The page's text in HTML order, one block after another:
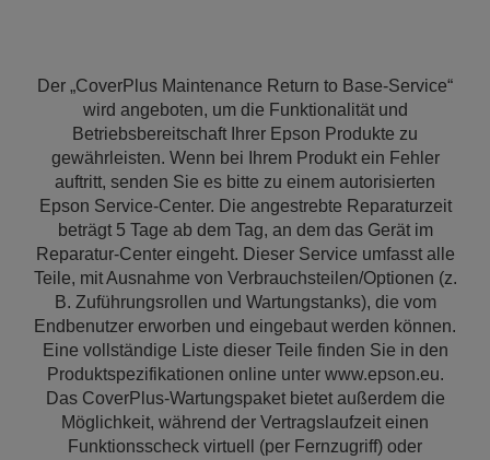
Der „CoverPlus Maintenance Return to Base-Service“
wird angeboten, um die Funktionalität und
Betriebsbereitschaft Ihrer Epson Produkte zu
gewährleisten. Wenn bei Ihrem Produkt ein Fehler
auftritt, senden Sie es bitte zu einem autorisierten
Epson Service-Center. Die angestrebte Reparaturzeit
beträgt 5 Tage ab dem Tag, an dem das Gerät im
Reparatur-Center eingeht. Dieser Service umfasst alle
Teile, mit Ausnahme von Verbrauchsteilen/Optionen (z.
B. Zuführungsrollen und Wartungstanks), die vom
Endbenutzer erworben und eingebaut werden können.
Eine vollständige Liste dieser Teile finden Sie in den
Produktspezifikationen online unter www.epson.eu.
Das CoverPlus-Wartungspaket bietet außerdem die
Möglichkeit, während der Vertragslaufzeit einen
Funktionsscheck virtuell (per Fernzugriff) oder